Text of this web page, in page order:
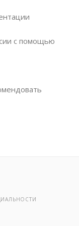
с помощью